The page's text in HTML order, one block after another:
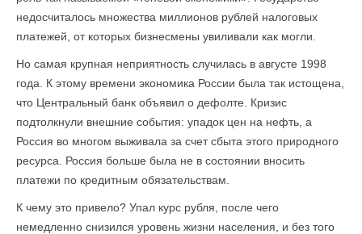
недосчиталось множества миллионов рублей налоговых
платежей, от которых бизнесмены увиливали как могли.
Но самая крупная неприятность случилась в августе 1998
года. К этому времени экономика России была так истощена,
что Центральный банк объявил о дефолте. Кризис
подтолкнули внешние события: упадок цен на нефть, а
Россия во многом выживала за счет сбыта этого природного
ресурса. Россия больше была не в состоянии вносить
платежи по кредитным обязательствам.
К чему это привело? Упал курс рубля, после чего
немедленно снизился уровень жизни населения, и без того